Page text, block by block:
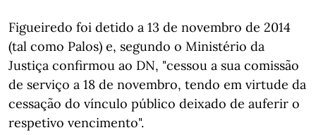
Figueiredo foi detido a 13 de novembro de 2014
(tal como Palos) e, segundo o Ministério da
Justiça confirmou ao DN, "cessou a sua comissão
de serviço a 18 de novembro, tendo em virtude da
cessação do vínculo público deixado de auferir o
respetivo vencimento".